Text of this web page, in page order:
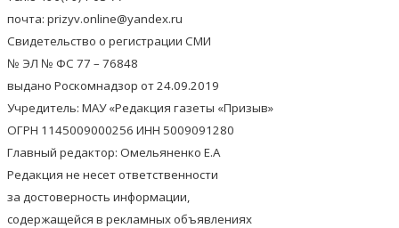
почта: prizyv.online@yandex.ru
Свидетельство о регистрации СМИ
№ ЭЛ № ФС 77 – 76848
выдано Роскомнадзор от 24.09.2019
Учредитель: МАУ «Редакция газеты «Призыв»
ОГРН 1145009000256 ИНН 5009091280
Главный редактор: Омельяненко Е.А
Редакция не несет ответственности
за достоверность информации,
содержащейся в рекламных объявлениях